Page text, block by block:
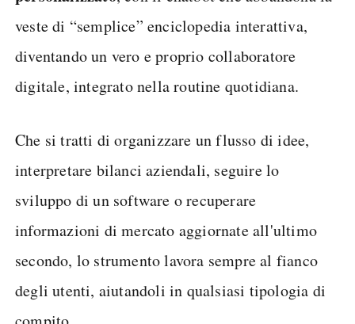
veste di “semplice” enciclopedia interattiva,
diventando un vero e proprio collaboratore
digitale, integrato nella routine quotidiana.
Che si tratti di organizzare un flusso di idee,
interpretare bilanci aziendali, seguire lo
sviluppo di un software o recuperare
informazioni di mercato aggiornate all'ultimo
secondo, lo strumento lavora sempre al fianco
degli utenti, aiutandoli in qualsiasi tipologia di